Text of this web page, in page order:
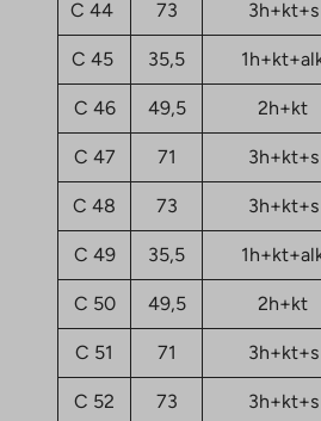
C 44 73 3h+kt+s
C 45 35,5
C 46 49,5 2h+kt
C 47 71 3h+kt+s
C 48 73 3h+kt+s
C 49 35,5
C 50 49,5 2h+kt
C 51 71 3h+kt+s
C 52 73 3h+kt+s